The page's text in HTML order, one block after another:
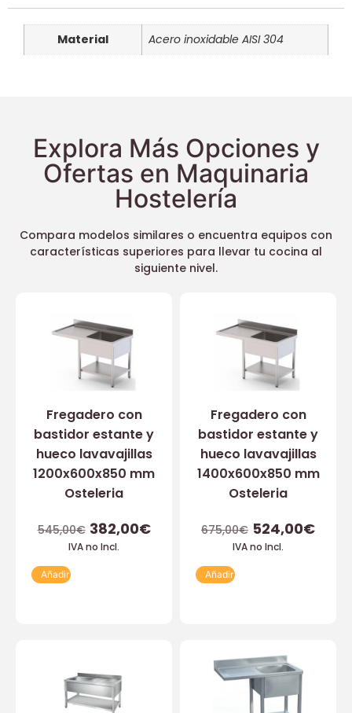
Material Acero inoxidable AISI 304
Explora Más Opciones y
Ofertas en Maquinaria
Hostelería
Compara modelos similares o encuentra equipos con
características superiores para llevar tu cocina al
siguiente nivel.
Fregadero con
bastidor estante y
hueco lavavajillas
1200x600x850 mm
Osteleria
545,00€ 382,00€
IVA no Incl.
Añadir
Fregadero con
bastidor estante y
hueco lavavajillas
1400x600x850 mm
Osteleria
675,00€ 524,00€
IVA no Incl.
Añadir